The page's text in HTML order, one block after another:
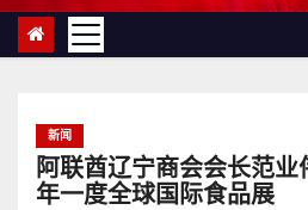
新闻
阿联酋辽宁商会会长范
年一度全球国际食品展